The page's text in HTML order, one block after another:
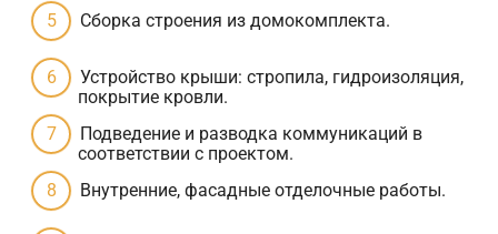
Сборка строения из домокомплекта.
Устройство крыши: стропила, гидроизоляция,
покрытие кровли.
Подведение и разводка коммуникаций в
соответствии с проектом.
Внутренние, фасадные отделочные работы.